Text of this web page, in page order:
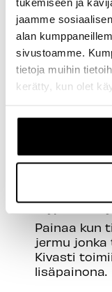
jaamme
alan
sivustoamme.
tietoja muihin
kerätty, kun olet
Varmistettu
Jari
Painaa kun
jermu jonka
Kivasti
lisäpainona.